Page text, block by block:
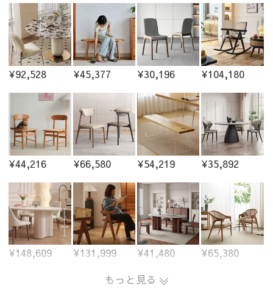
¥92,528 ¥45,377 ¥30,196 ¥104,180
¥44,216 ¥66,580 ¥54,219 ¥35,892
¥148,609 ¥131,999 ¥41,480
¥65,380
もっと見る